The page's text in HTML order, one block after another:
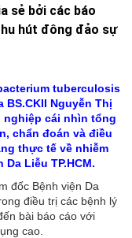
sẻ bởi các báo
hút đông đảo sự
tuberculosis
Nguyễn Thị
nghiệp cái nhìn tổng
chẩn đoán và điều
thực tế về nhiễm
Liễu TP.HCM.
đốc Bệnh viện Da
điều trị các bệnh lý
bài báo cáo với
cao.